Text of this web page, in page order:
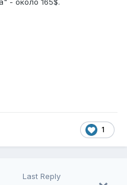
- около 165$.
1
Last Reply